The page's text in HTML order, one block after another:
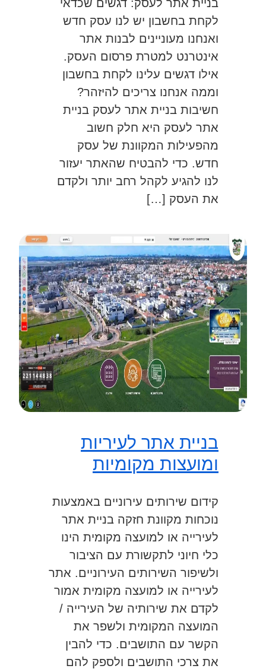
בניית אתר לעסק: דגשים שכדאי
לקחת בחשבון יש לנו עסק חדש
ואנחנו מעוניינים לבנות אתר
אינטרנט למטרת פרסום העסק.
אילו דגשים עלינו לקחת בחשבון
וממה אנחנו צריכים להיזהר?
חשיבות בניית אתר לעסק בניית
אתר לעסק היא חלק חשוב
מהפעילות המקוונת של עסק
חדש. כדי להבטיח שהאתר יעזור
לנו להגיע לקהל רחב יותר ולקדם
את העסק […]
בניית אתר לעיריות
ומועצות מקומיות
קידום שירותים עירוניים באמצעות
נוכחות מקוונת חזקה בניית אתר
לעירייה או למועצה מקומית הינו
כלי חיוני לתקשורת עם הציבור
ולשיפור השירותים העירוניים. אתר
לעירייה או למועצה מקומית אמור
לקדם את שירותיה של העירייה /
המועצה המקומית ולשפר את
הקשר עם התושבים. כדי להבין
את צרכי התושבים ולספק להם